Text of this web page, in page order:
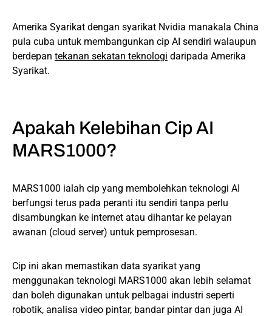
Amerika Syarikat dengan syarikat Nvidia manakala China
pula cuba untuk membangunkan cip AI sendiri walaupun
berdepan tekanan sekatan teknologi daripada Amerika
Syarikat.
Apakah Kelebihan Cip AI
MARS1000?
MARS1000 ialah cip yang membolehkan teknologi AI
berfungsi terus pada peranti itu sendiri tanpa perlu
disambungkan ke internet atau dihantar ke pelayan
awanan (cloud server) untuk pemprosesan.
Cip ini akan memastikan data syarikat yang
menggunakan teknologi MARS1000 akan lebih selamat
dan boleh digunakan untuk pelbagai industri seperti
robotik, analisa video pintar, bandar pintar dan juga AI